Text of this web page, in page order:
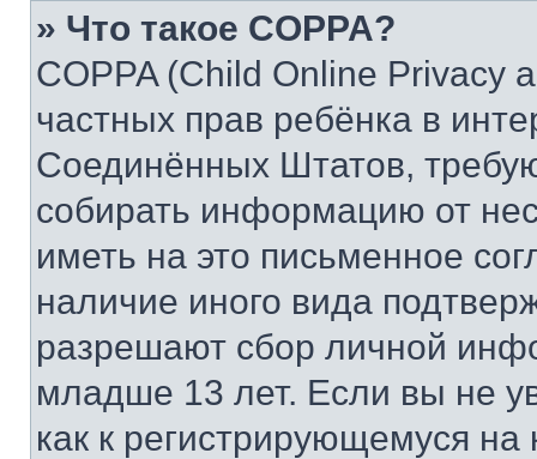
» Что такое COPPA?
COPPA (Child Online Privacy
частных прав ребёнка в
Соединённых Штатов,
собирать информацию от
иметь на это письменное
наличие иного вида
разрешают сбор личной
младше 13 лет. Если вы не
как к регистрирующемуся